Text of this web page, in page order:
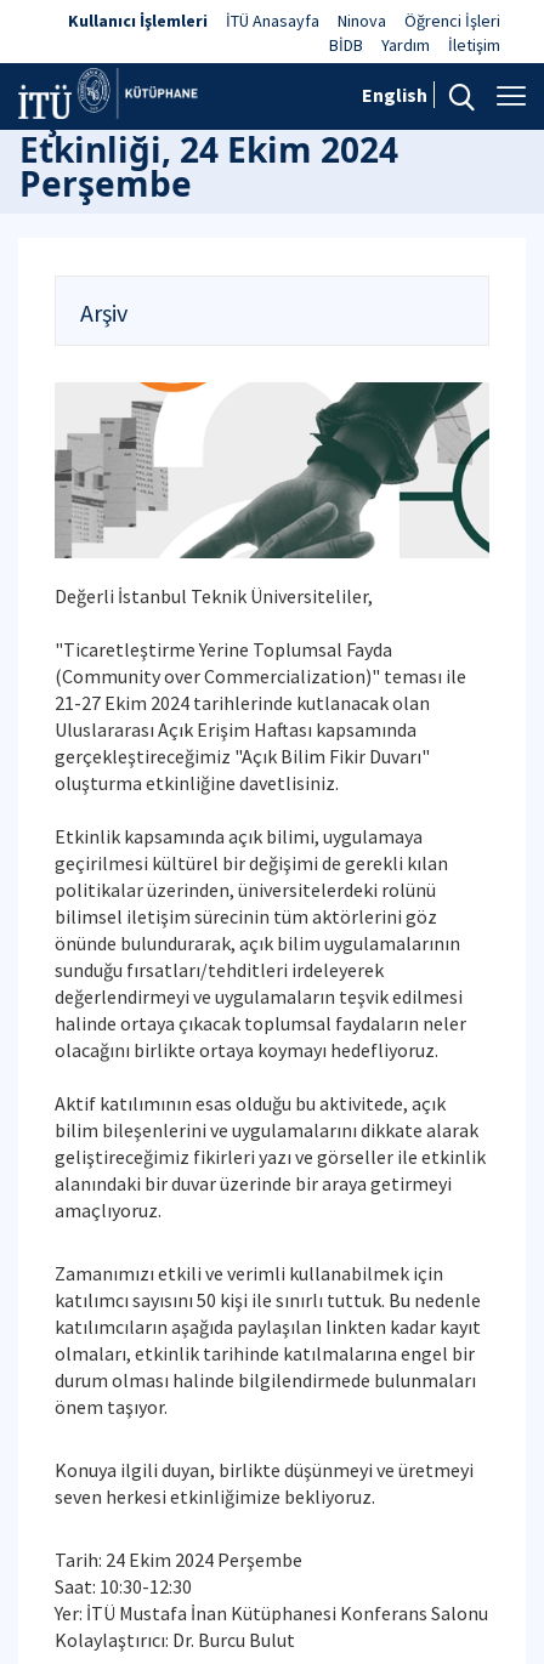
Kullanıcı İşlemleri İTÜ Anasayfa Ninova
Öğrenci İşleri
BİDB
Yardım İletişim
English
Açık Bilim Fikir Duvarı
Etkinliği, 24 Ekim 2024
Perşembe
Arşiv
Değerli İstanbul Teknik Üniversiteliler,
"Ticaretleştirme Yerine Toplumsal Fayda
(Community over Commercialization)" teması ile
21-27 Ekim 2024 tarihlerinde kutlanacak olan
Uluslararası Açık Erişim Haftası kapsamında
gerçekleştireceğimiz "Açık Bilim Fikir Duvarı"
oluşturma etkinliğine davetlisiniz.
Etkinlik kapsamında açık bilimi, uygulamaya
geçirilmesi kültürel bir değişimi de gerekli kılan
politikalar üzerinden, üniversitelerdeki rolünü
bilimsel iletişim sürecinin tüm aktörlerini göz
önünde bulundurarak, açık bilim uygulamalarının
sunduğu fırsatları/tehditleri irdeleyerek
değerlendirmeyi ve uygulamaların teşvik edilmesi
halinde ortaya çıkacak toplumsal faydaların neler
olacağını birlikte ortaya koymayı hedefliyoruz.
Aktif katılımının esas olduğu bu aktivitede, açık
bilim bileşenlerini ve uygulamalarını dikkate alarak
geliştireceğimiz fikirleri yazı ve görseller ile etkinlik
alanındaki bir duvar üzerinde bir araya getirmeyi
amaçlıyoruz.
Zamanımızı etkili ve verimli kullanabilmek için
katılımcı sayısını 50 kişi ile sınırlı tuttuk. Bu nedenle
katılımcıların aşağıda paylaşılan linkten kadar kayıt
olmaları, etkinlik tarihinde katılmalarına engel bir
durum olması halinde bilgilendirmede bulunmaları
önem taşıyor.
Konuya ilgili duyan, birlikte düşünmeyi ve üretmeyi
seven herkesi etkinliğimize bekliyoruz.
Tarih: 24 Ekim 2024 Perşembe
Saat: 10:30-12:30
Yer: İTÜ Mustafa İnan Kütüphanesi Konferans Salonu
Kolaylaştırıcı: Dr. Burcu Bulut